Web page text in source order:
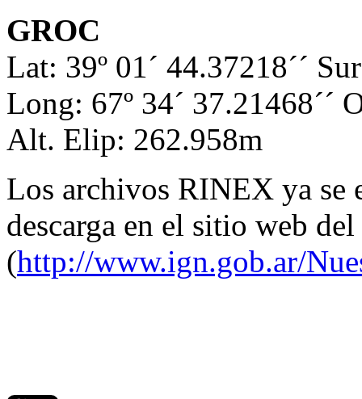
GROC
Lat: 39º 01´ 44.37218´´ Sur
Long: 67º 34´ 37.21468´´
Alt. Elip: 262.958m
Los archivos RINEX ya se
descarga en el sitio web
(http://www.ign.gob.ar/